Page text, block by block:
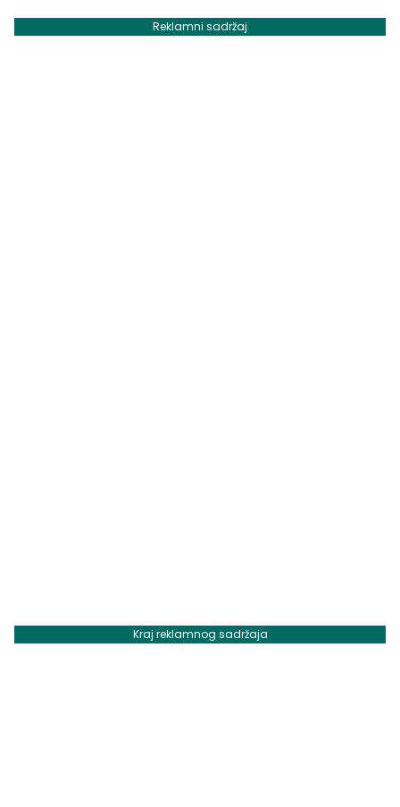
Reklamni sadržaj
Kraj reklamnog sadržaja